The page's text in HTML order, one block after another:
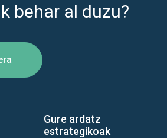
behar al duzu?
Gure ardatz
estrategikoak